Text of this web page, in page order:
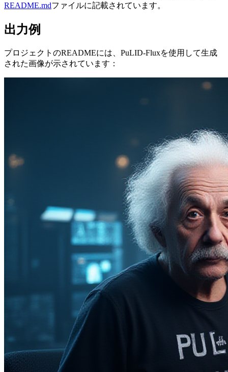
README.mdファイルに記載されています。
出力例
プロジェクトのREADMEには、PuLID-Fluxを使用して生成
された画像が示されています：